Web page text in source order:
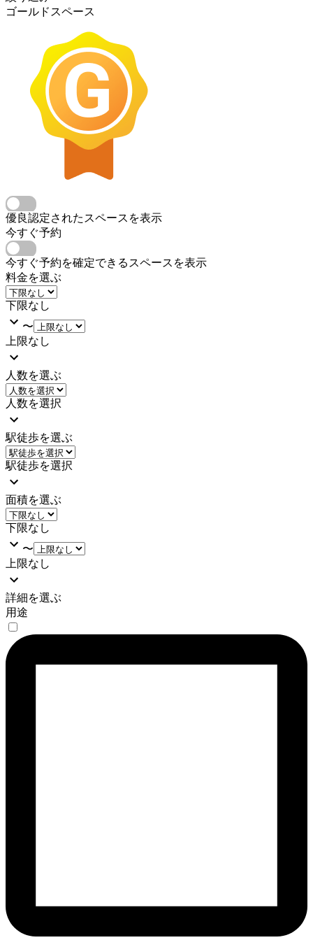
ゴールドスペース
優良認定されたスペースを表示
今すぐ予約
今すぐ予約を確定できるスペースを表示
料金を選ぶ
下限なし
〜
上限なし
人数を選ぶ
人数を選択
駅徒歩を選ぶ
駅徒歩を選択
面積を選ぶ
下限なし
〜
上限なし
詳細を選ぶ
用途